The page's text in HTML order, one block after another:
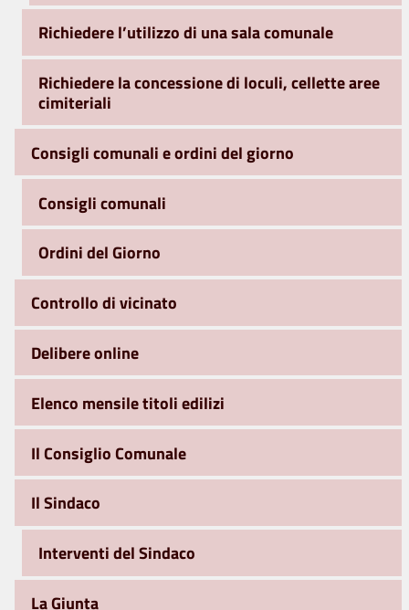
Richiedere l’utilizzo di una sala comunale
Richiedere la concessione di loculi, cellette aree
cimiteriali
Consigli comunali e ordini del giorno
Consigli comunali
Ordini del Giorno
Controllo di vicinato
Delibere online
Elenco mensile titoli edilizi
Il Consiglio Comunale
Il Sindaco
Interventi del Sindaco
La Giunta